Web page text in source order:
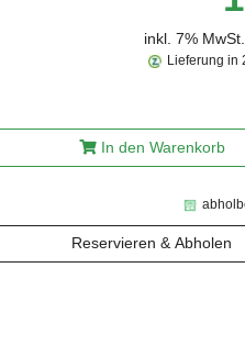
inkl. 7% MwSt.
Reservieren & Abholen
Lieferung in
In den Warenkorb